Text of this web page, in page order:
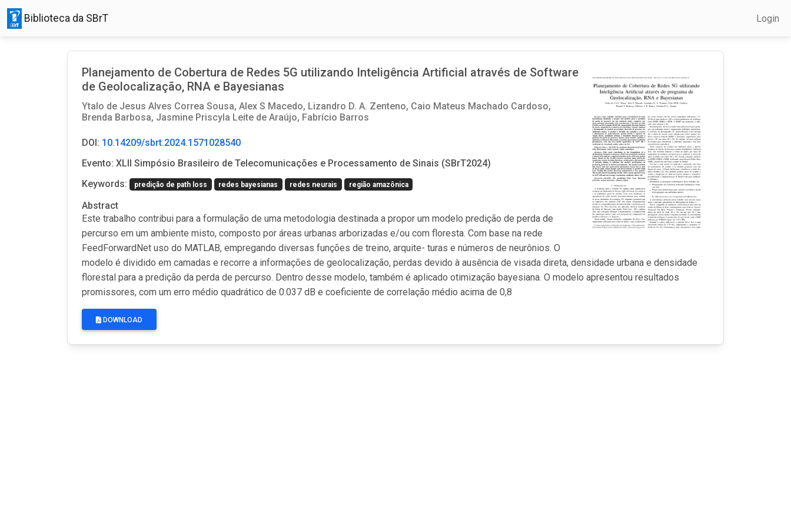
Biblioteca da SBrT Login
Planejamento de Cobertura de Redes 5G utilizando Inteligência Artificial através de Software
de Geolocalização, RNA e Bayesianas
Ytalo de Jesus Alves Correa Sousa, Alex S Macedo, Lizandro D. A. Zenteno, Caio Mateus Machado Cardoso,
Brenda Barbosa, Jasmine Priscyla Leite de Araújo, Fabrício Barros
DOI: 10.14209/sbrt.2024.1571028540
Evento: XLII Simpósio Brasileiro de Telecomunicações e Processamento de Sinais (SBrT2024)
Keywords:
predição de path loss redes bayesianas redes neurais região amazônica
Abstract
Este trabalho contribui para a formulação de uma metodologia destinada a propor um modelo predição de perda de
percurso em um ambiente misto, composto por áreas urbanas arborizadas e/ou com floresta. Com base na rede
FeedForwardNet uso do MATLAB, empregando diversas funções de treino, arquite- turas e números de neurônios. O
modelo é dividido em camadas e recorre a informações de geolocalização, perdas devido à ausência de visada direta, densidade urbana e densidade
florestal para a predição da perda de percurso. Dentro desse modelo, também é aplicado otimização bayesiana. O modelo apresentou resultados
promissores, com um erro médio quadrático de 0.037 dB e coeficiente de correlação médio acima de 0,8
DOWNLOAD